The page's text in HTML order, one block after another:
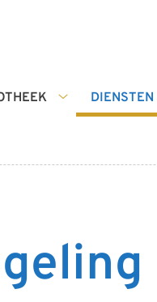
De
DIENSTEN